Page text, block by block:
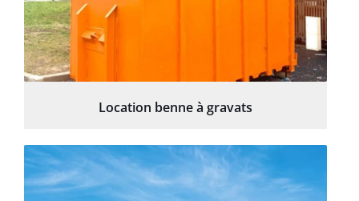
Location benne à gravats